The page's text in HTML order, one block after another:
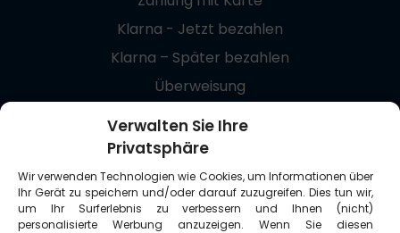
Verwalten Sie Ihre
Privatsphäre
Wir verwenden Technologien wie Cookies, um Informationen über
Ihr Gerät zu speichern und/oder darauf zuzugreifen. Dies tun wir,
um Ihr Surferlebnis zu verbessern und Ihnen (nicht)
personalisierte Werbung anzuzeigen. Wenn Sie diesen
Klarna - Jetzt bezahlen
Klarna – Später bezahlen
Überweisung
Giropay
+48 537 869 373
bestellung@medycznie.com.de
ul. Biecka 8/1